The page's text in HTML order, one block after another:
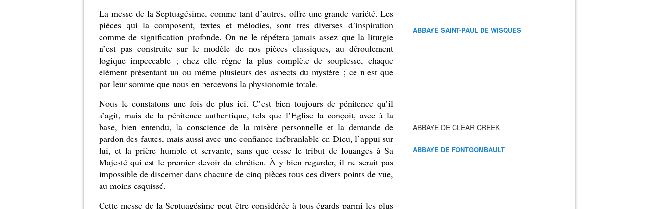
La messe de la Septuagésime, comme tant d’autres, offre une grande variété. Les
pièces qui la composent, textes et mélodies, sont très diverses d’inspiration
comme de signification profonde. On ne le répétera jamais assez que la liturgie
n’est pas construite sur le modèle de nos pièces classiques, au déroulement
logique impeccable ; chez elle règne la plus complète de souplesse, chaque
élément présentant un ou même plusieurs des aspects du mystère ; ce n’est que
par leur somme que nous en percevons la physionomie totale.
Nous le constatons une fois de plus ici. C’est bien toujours de pénitence qu’il
s’agit, mais de la pénitence authentique, tels que l’Eglise la conçoit, avec à la
base, bien entendu, la conscience de la misère personnelle et la demande de
pardon des fautes, mais aussi avec une confiance inébranlable en Dieu, l’appui sur
lui, et la prière humble et servante, sans que cesse le tribut de louanges à Sa
Majesté qui est le premier devoir du chrétien. À y bien regarder, il ne serait pas
impossible de discerner dans chacune de cinq pièces tous ces divers points de vue,
au moins esquissé.
Cette messe de la Septuagésime peut être considérée à tous égards parmi les plus
ABBAYE SAINT-PAUL DE WISQUES
ABBAYE DE CLEAR CREEK
ABBAYE DE FONTGOMBAULT